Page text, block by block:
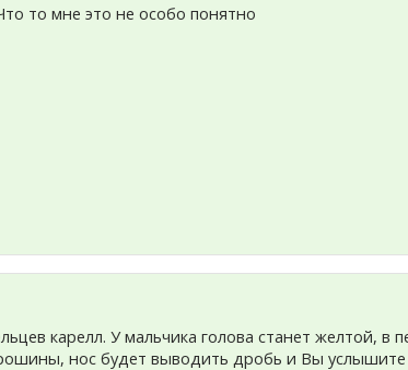
то мне это не особо понятно
карелл. У мальчика голова станет желтой, в
нос будет выводить дробь и Вы услышите